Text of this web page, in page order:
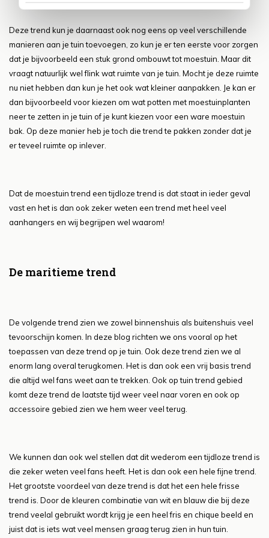
Deze trend kun je daarnaast ook nog eens op veel verschillende
manieren aan je tuin toevoegen, zo kun je er ten eerste voor zorgen
dat je bijvoorbeeld een stuk grond ombouwt tot moestuin. Maar dit
vraagt natuurlijk wel flink wat ruimte van je tuin. Mocht je deze ruimte
nu niet hebben dan kun je het ook wat kleiner aanpakken. Je kan er
dan bijvoorbeeld voor kiezen om wat potten met moestuinplanten
neer te zetten in je tuin of je kunt kiezen voor een ware moestuin
bak. Op deze manier heb je toch die trend te pakken zonder dat je
er teveel ruimte op inlever.
Dat de moestuin trend een tijdloze trend is dat staat in ieder geval
vast en het is dan ook zeker weten een trend met heel veel
aanhangers en wij begrijpen wel waarom!
De maritieme trend
De volgende trend zien we zowel binnenshuis als buitenshuis veel
tevoorschijn komen. In deze blog richten we ons vooral op het
toepassen van deze trend op je tuin. Ook deze trend zien we al
enorm lang overal terugkomen. Het is dan ook een vrij basis trend
die altijd wel fans weet aan te trekken. Ook op tuin trend gebied
komt deze trend de laatste tijd weer veel naar voren en ook op
accessoire gebied zien we hem weer veel terug.
We kunnen dan ook wel stellen dat dit wederom een tijdloze trend is
die zeker weten veel fans heeft. Het is dan ook een hele fijne trend.
Het grootste voordeel van deze trend is dat het een hele frisse
trend is. Door de kleuren combinatie van wit en blauw die bij deze
trend veelal gebruikt wordt krijg je een heel fris en chique beeld en
juist dat is iets wat veel mensen graag terug zien in hun tuin.